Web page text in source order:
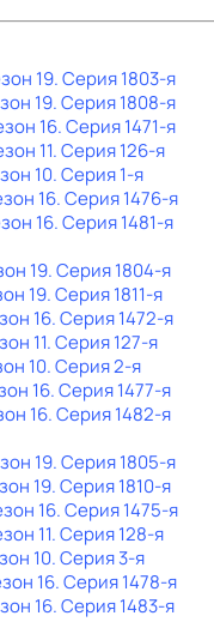
19. Серия 1803-я
19. Серия 1808-я
16. Серия 1471-я
11. Серия 126-я
10. Серия 1-я
16. Серия 1476-я
16. Серия 1481-я
19. Серия 1804-я
19. Серия 1811-я
16. Серия 1472-я
11. Серия 127-я
10. Серия 2-я
16. Серия 1477-я
16. Серия 1482-я
19. Серия 1805-я
19. Серия 1810-я
16. Серия 1475-я
11. Серия 128-я
10. Серия 3-я
16. Серия 1478-я
16. Серия 1483-я